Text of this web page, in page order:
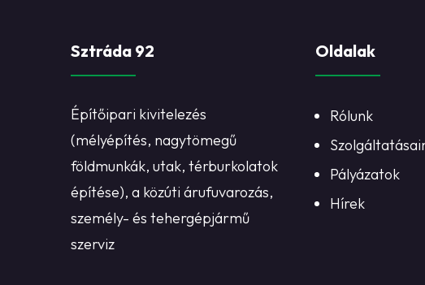
Sztráda 92
Építőipari kivitelezés
(mélyépítés, nagytömegű
földmunkák, utak, térburkolatok
építése), a közúti árufuvarozás,
személy- és tehergépjármű
szerviz
Oldalak
Rólunk
Pályázatok
Hírek